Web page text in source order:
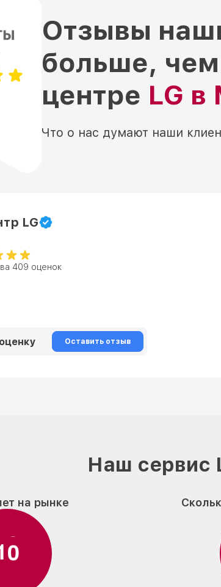
Отзывы
больше,
центре LG в
Что о нас думают наши
LG
409 оценок
Оставить отзыв
Наш сервис
на рынке
1